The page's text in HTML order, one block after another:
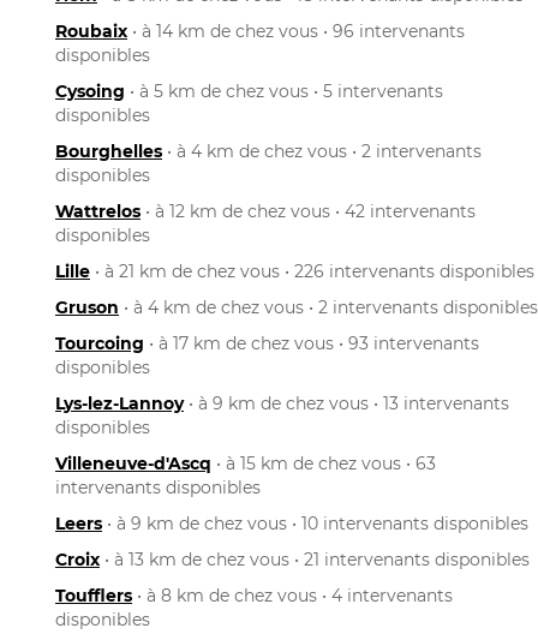
Roubaix • à 14 km de chez vous • 96 intervenants
disponibles
Cysoing • à 5 km de chez vous • 5 intervenants
disponibles
Bourghelles • à 4 km de chez vous • 2 intervenants
disponibles
Wattrelos • à 12 km de chez vous • 42 intervenants
disponibles
Lille • à 21 km de chez vous • 226 intervenants disponibles
Gruson • à 4 km de chez vous • 2 intervenants disponibles
Tourcoing • à 17 km de chez vous • 93 intervenants
disponibles
Lys-lez-Lannoy• à 9 km de chez vous • 13 intervenants
disponibles
Villeneuve-d'Ascq • à 15 km de chez vous • 63
intervenants disponibles
Leers • à 9 km de chez vous • 10 intervenants disponibles
Croix • à 13 km de chez vous • 21 intervenants disponibles
Toufflers • à 8 km de chez vous • 4 intervenants
disponibles